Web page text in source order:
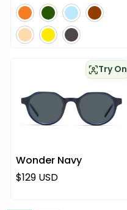
oranssivihreä sininen ruskea
vaaleanpunainen
keltainenharmaa
Wonder Navy
Try On
Normaali hinta
$129 USD